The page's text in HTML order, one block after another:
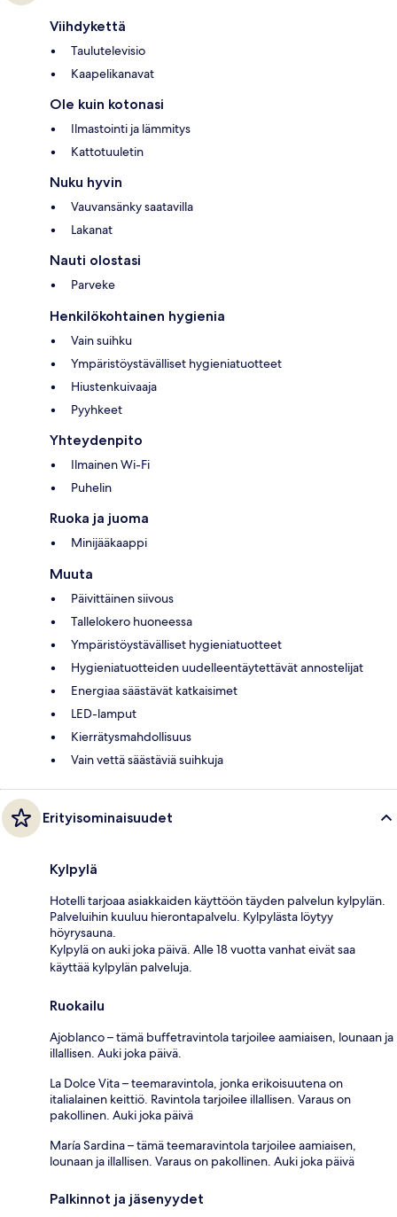
Viihdykettä
Taulutelevisio
Kaapelikanavat
Ole kuin kotonasi
Ilmastointi ja lämmitys
Kattotuuletin
Nuku hyvin
Vauvansänky saatavilla
Lakanat
Nauti olostasi
Parveke
Henkilökohtainen hygienia
Vain suihku
Ympäristöystävälliset hygieniatuotteet
Hiustenkuivaaja
Pyyhkeet
Yhteydenpito
Ilmainen Wi-Fi
Puhelin
Ruoka ja juoma
Minijääkaappi
Muuta
Päivittäinen siivous
Tallelokero huoneessa
Ympäristöystävälliset hygieniatuotteet
Hygieniatuotteiden uudelleentäytettävät annostelijat
Energiaa säästävät katkaisimet
LED-lamput
Kierrätysmahdollisuus
Vain vettä säästäviä suihkuja
Erityisominaisuudet
Kylpylä
Hotelli tarjoaa asiakkaiden käyttöön täyden palvelun kylpylän.
Palveluihin kuuluu hierontapalvelu. Kylpylästa löytyy
höyrysauna.
Kylpylä on auki joka päivä. Alle 18 vuotta vanhat eivät saa
käyttää kylpylän palveluja.
Ruokailu
Ajoblanco – tämä buffetravintola tarjoilee aamiaisen, lounaan ja
illallisen. Auki joka päivä.
La Dolce Vita – teemaravintola, jonka erikoisuutena on
italialainen keittiö. Ravintola tarjoilee illallisen. Varaus on
pakollinen. Auki joka päivä
María Sardina – tämä teemaravintola tarjoilee aamiaisen,
lounaan ja illallisen. Varaus on pakollinen. Auki joka päivä
Palkinnot ja jäsenyydet